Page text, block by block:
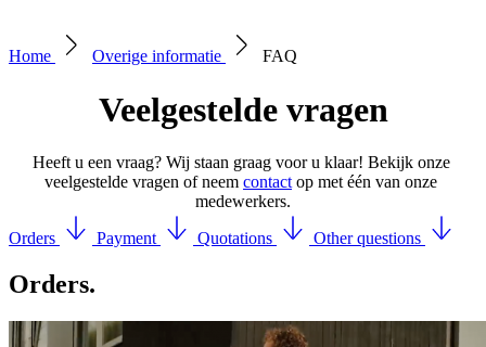
Home Overige informatie FAQ
Veelgestelde vragen
Heeft u een vraag? Wij staan graag voor u klaar! Bekijk onze
veelgestelde vragen of neem contact op met één van onze
medewerkers.
Orders
Payment Quotations Other questions
Orders.